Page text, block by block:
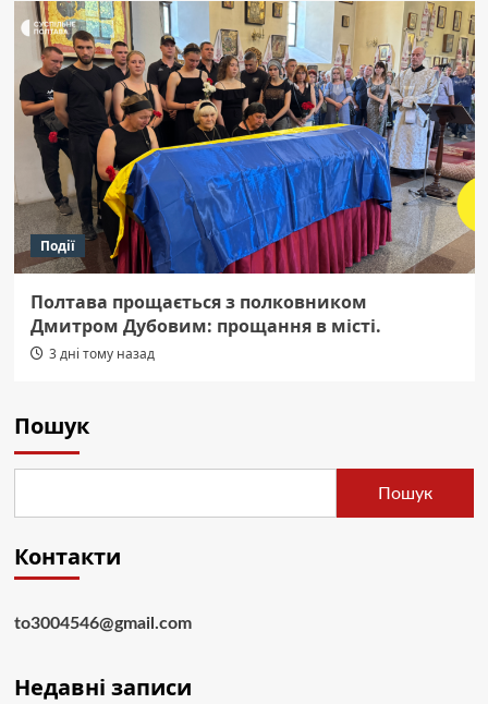
Події
Полтава прощається з полковником
Дмитром Дубовим: прощання в місті.
3 дні тому назад
Пошук
Пошук
Контакти
to3004546@gmail.com
Недавні записи